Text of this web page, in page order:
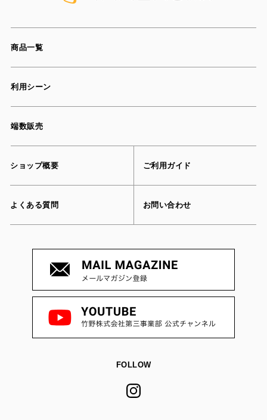
商品一覧
利用シーン
端数販売
ショップ概要 ご利用ガイド
よくある質問 お問い合わせ
FOLLOW